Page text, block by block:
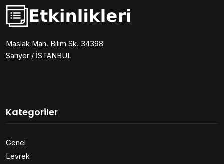
Maslak Mah. Bilim Sk. 34398
Sarıyer / İSTANBUL
Kategoriler
Genel
Levrek